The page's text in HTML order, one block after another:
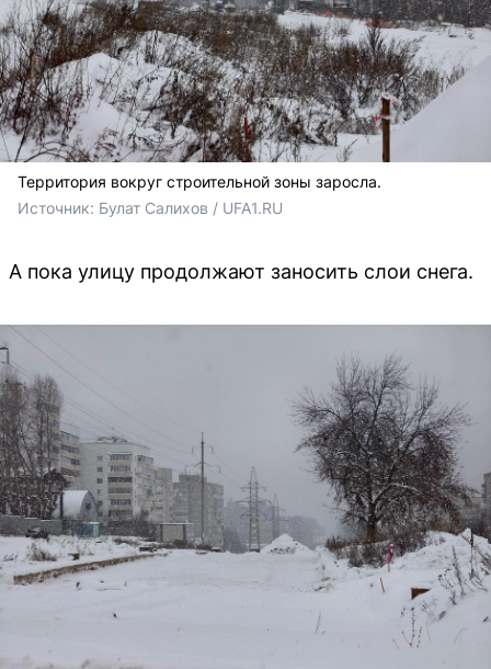
Территория вокруг строительной зоны заросла.
Источник: Булат Салихов / UFA1.RU
А пока улицу продолжают заносить слои снега.